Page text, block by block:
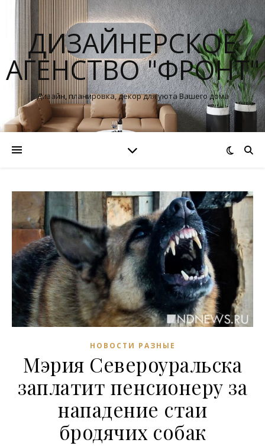
ДИЗАЙНЕРСКОЕ
АГЕНСТВО "ФРОНТ"
Дизайн, планировка, декор для уюта Вашего дома
НОВОСТИ РАЗНЫЕ
Мэрия Североуральска
заплатит пенсионеру за
нападение стаи
бродячих собак